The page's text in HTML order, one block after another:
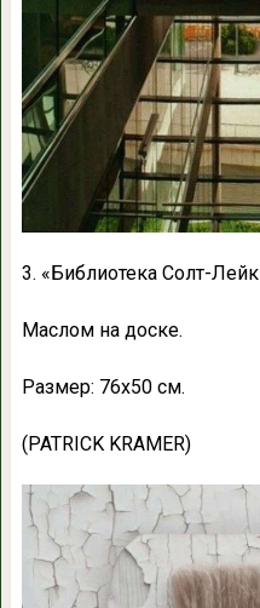
3. «Библиотека Солт-
Маслом на доске.
Размер: 76х50 см.
(PATRICK KRAMER)